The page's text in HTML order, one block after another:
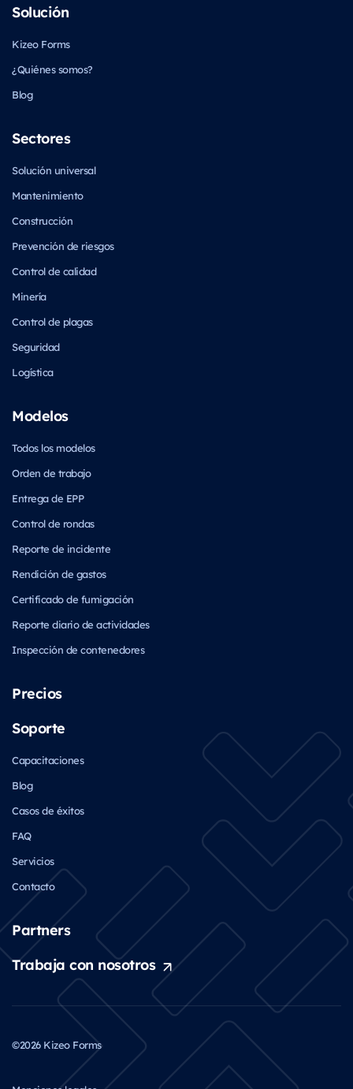
Solución
Kizeo Forms
¿Quiénes somos?
Blog
Sectores
Solución universal
Mantenimiento
Construcción
Prevención de riesgos
Control de calidad
Minería
Control de plagas
Seguridad
Logística
Modelos
Todos los modelos
Orden de trabajo
Entrega de EPP
Control de rondas
Reporte de incidente
Rendición de gastos
Certificado de fumigación
Reporte diario de actividades
Inspección de contenedores
Precios
Soporte
Capacitaciones
Blog
Casos de éxitos
FAQ
Servicios
Contacto
Partners
Trabaja con nosotros
©2026 Kizeo Forms